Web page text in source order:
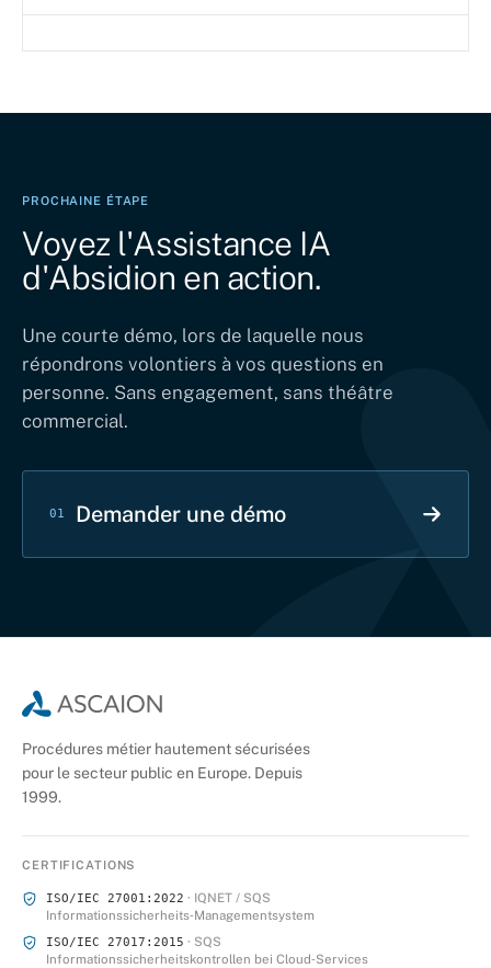
PROCHAINE ÉTAPE
Voyez l'Assistance IA
d'Absidion en action.
Une courte démo, lors de laquelle nous
répondrons volontiers à vos questions en
personne. Sans engagement, sans théâtre
commercial.
01 Demander une démo
Procédures métier hautement sécurisées
pour le secteur public en Europe. Depuis
1999.
CERTIFICATIONS
ISO/IEC 27001:2022 · IQNET / SQS
Informationssicherheits‑Managementsystem
ISO/IEC 27017:2015 · SQS
Informationssicherheitskontrollen bei Cloud‑Services